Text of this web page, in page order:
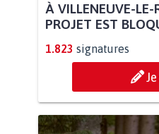
À VILLENEUVE-LE-
PROJET EST
1.823 signatures